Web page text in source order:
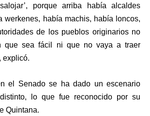
porque arriba había alcaldes
werkenes, había machis, había loncos,
de los pueblos originarios no
que sea fácil
ni que no vaya a traer
explicó.
el Senado se ha dado un escenario
lo que fue reconocido por su
Quintana.